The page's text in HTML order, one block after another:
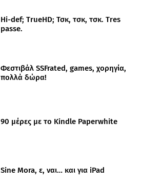
Hi-def; TrueHD; Τσκ, τσκ, τσκ. Tres
passe.
Φεστιβάλ SSFrated, games, χορηγία,
πολλά δώρα!
90 μέρες με το Kindle Paperwhite
Sine Mora, ε, ναι… και για iPad